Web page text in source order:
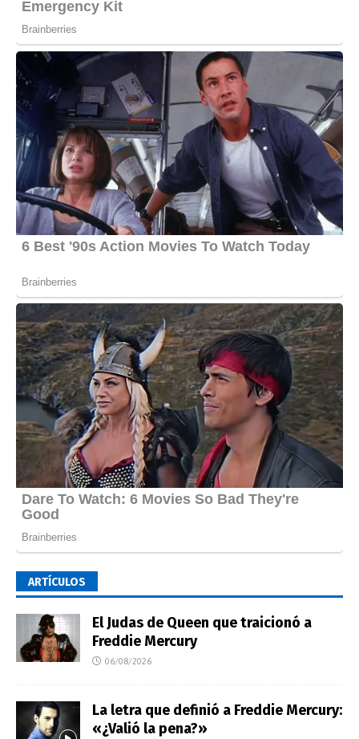
ARTÍCULOS
El Judas de Queen que traicionó a
Freddie Mercury
06/08/2026
La letra que definió a Freddie Mercury:
«¿Valió la pena?»